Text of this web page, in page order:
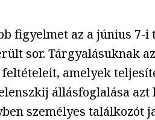
figyelmet az a június
sor. Tárgyalásuknak
amelyek
állásfoglalása
személyes találkozót